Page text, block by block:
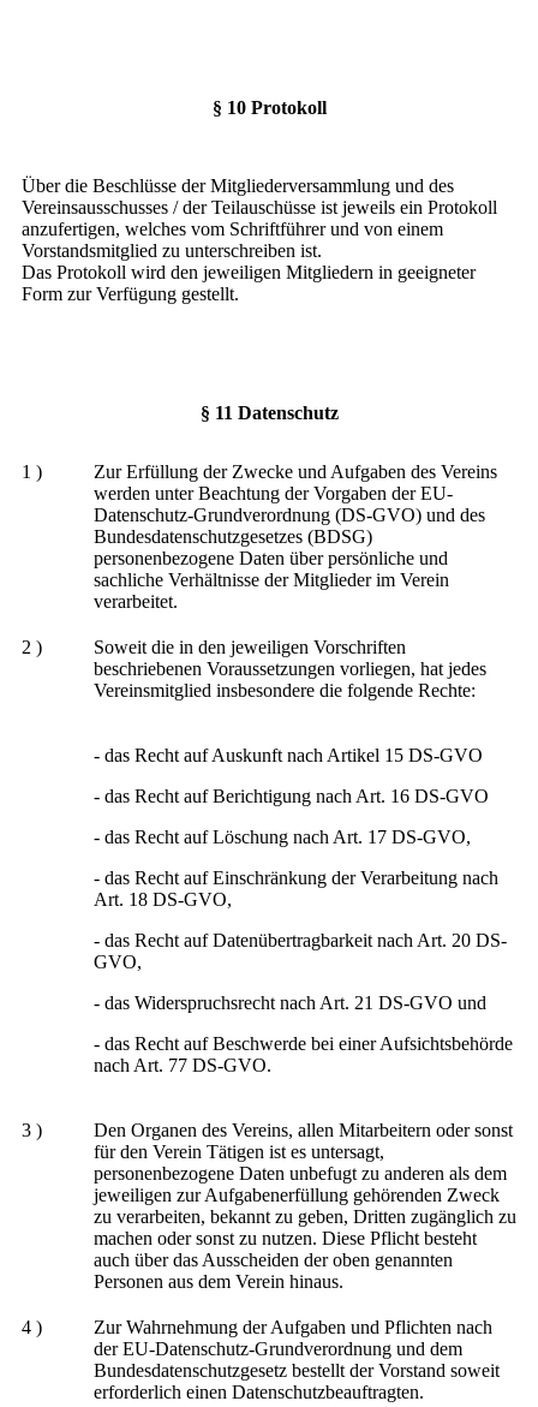
§ 10 Protokoll
Über die Beschlüsse der Mitgliederversammlung und des
Vereinsausschusses / der Teilauschüsse ist jeweils ein Protokoll
anzufertigen, welches vom Schriftführer und von einem
Vorstandsmitglied zu unterschreiben ist.
Das Protokoll wird den jeweiligen Mitgliedern in geeigneter
Form zur Verfügung gestellt.
§ 11 Datenschutz
1 )
Zur Erfüllung der Zwecke und Aufgaben des Vereins
werden unter Beachtung der Vorgaben der EU-
Datenschutz-Grundverordnung (DS-GVO) und des
Bundesdatenschutzgesetzes (BDSG)
personenbezogene Daten über persönliche und
sachliche Verhältnisse der Mitglieder im Verein
verarbeitet.
2 )
Soweit die in den jeweiligen Vorschriften
beschriebenen Voraussetzungen vorliegen, hat jedes
Vereinsmitglied insbesondere die folgende Rechte:
- das Recht auf Auskunft nach Artikel 15 DS-GVO
- das Recht auf Berichtigung nach Art. 16 DS-GVO
- das Recht auf Löschung nach Art. 17 DS-GVO,
- das Recht auf Einschränkung der Verarbeitung nach
Art. 18 DS-GVO,
- das Recht auf Datenübertragbarkeit nach Art. 20 DS-
GVO,
- das Widerspruchsrecht nach Art. 21 DS-GVO und
- das Recht auf Beschwerde bei einer Aufsichtsbehörde
nach Art. 77 DS-GVO.
3 )
Den Organen des Vereins, allen Mitarbeitern oder sonst
für den Verein Tätigen ist es untersagt,
personenbezogene Daten unbefugt zu anderen als dem
jeweiligen zur Aufgabenerfüllung gehörenden Zweck
zu verarbeiten, bekannt zu geben, Dritten zugänglich zu
machen oder sonst zu nutzen. Diese Pflicht besteht
auch über das Ausscheiden der oben genannten
Personen aus dem Verein hinaus.
4 )
Zur Wahrnehmung der Aufgaben und Pflichten nach
der EU-Datenschutz-Grundverordnung und dem
Bundesdatenschutzgesetz bestellt der Vorstand soweit
erforderlich einen Datenschutzbeauftragten.